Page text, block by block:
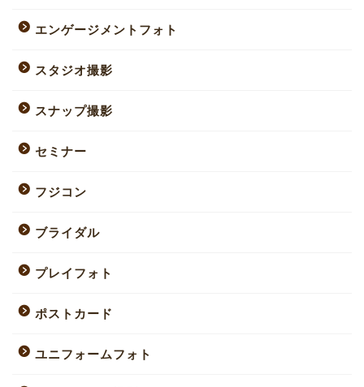
エンゲージメントフォト
スタジオ撮影
スナップ撮影
セミナー
フジコン
ブライダル
プレイフォト
ポストカード
ユニフォームフォト